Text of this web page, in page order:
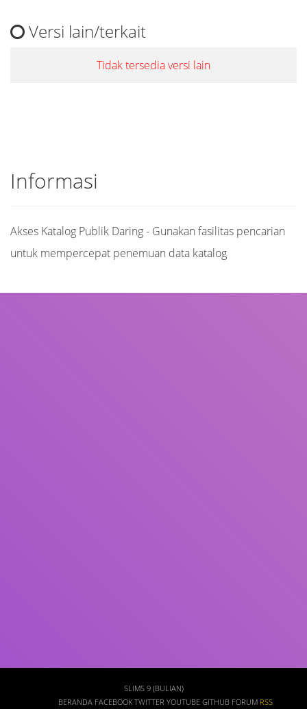
Versi lain/terkait
Tidak tersedia versi lain
Informasi
Akses Katalog Publik Daring - Gunakan fasilitas pencarian
untuk mempercepat penemuan data katalog
SLIMS 9 (BULIAN)
BERANDA FACEBOOK TWITTER YOUTUBE GITHUB FORUM RSS